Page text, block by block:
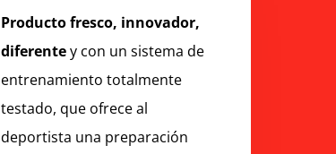
Producto fresco, innovador,
diferentey con un sistema de
entrenamiento totalmente
testado, que ofrece al
deportista una preparación